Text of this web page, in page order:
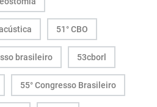
51° CBO
brasileiro 53cborl
55° Congresso Brasileiro